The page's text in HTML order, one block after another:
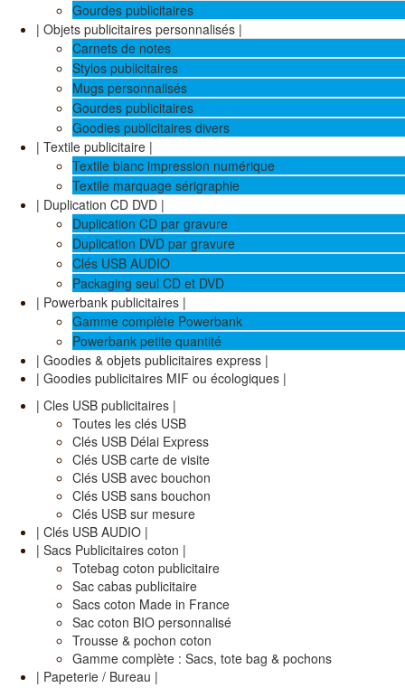
Gourdes publicitaires
| Objets publicitaires personnalisés |
Carnets de notes
Stylos publicitaires
Mugs personnalisés
Gourdes publicitaires
Goodies publicitaires divers
| Textile publicitaire |
Textile blanc impression numérique
Textile marquage sérigraphie
| Duplication CD DVD |
Duplication CD par gravure
Duplication DVD par gravure
Clés USB AUDIO
Packaging seul CD et DVD
| Powerbank publicitaires |
Gamme complète Powerbank
Powerbank petite quantité
| Goodies & objets publicitaires express |
| Goodies publicitaires MIF ou écologiques |
| Cles USB publicitaires |
Toutes les clés USB
Clés USB Délai Express
Clés USB carte de visite
Clés USB avec bouchon
Clés USB sans bouchon
Clés USB sur mesure
| Clés USB AUDIO |
| Sacs Publicitaires coton |
Totebag coton publicitaire
Sac cabas publicitaire
Sacs coton Made in France
Sac coton BIO personnalisé
Trousse & pochon coton
Gamme complète : Sacs, tote bag & pochons
| Papeterie / Bureau |